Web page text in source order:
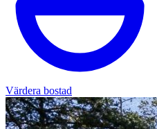
Värdera bostad